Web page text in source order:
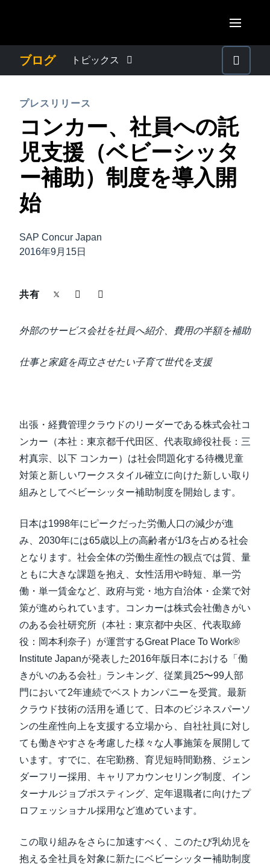
AMERICAS
Canada (Français)
México (Español)
Brasil (Português)
United Kingdom (English)
France (Français)
Deutschland (Deutsch)
Norway (English)
ASIA PACIFIC
Australia (English)
India (English)
ブログ トピックス
プレスリリース
電子帳簿保存法・インボイス制度
経理・総務の豆知識
出張・経費管理トレンド
働きかた改革
自治体・公共機関・教育機関等
プレスリリース
コンカー、社員への託
児支援（ベビーシッタ
ー補助）制度を導入開
始
SAP Concur Japan
2016年9月15日
共有
外部のサービス会社を社員へ紹介、費用の半額を補助
仕事と家庭を両立させたい子育て世代を支援
出張・経費管理クラウドのリーダーである株式会社コ
ンカー（本社：東京都千代田区、代表取締役社長：三
村真宗、以下 コンカー）は社会問題化する待機児童
対策と新しいワークスタイル確立に向けた新しい取り
組みとしてベビーシッター補助制度を開始します。
日本は1998年にピークだった労働人口の減少が進
み、2030年には65歳以上の高齢者が1/3を占める社会
となります。社会全体の労働生産性の観点では質、量
ともに大きな課題を抱え、女性活用や時短、単一労
働・単一賃金など、政府与党・地方自治体・企業で対
策が進められています。コンカーは株式会社働きがい
のある会社研究所（本社：東京都中央区、代表取締
役：岡本利奈子）が運営するGreat Place To Work®
Institute Japanが発表した2016年版日本における「働
きがいのある会社」ランキング、従業員25〜99人部
門において2年連続でベストカンパニーを受賞。最新
クラウド技術の活用を通じて、日本のビジネスパーソ
ンの生産性向上を支援する立場から、自社社員に対し
ても働きやすさを考慮した様々な人事施策を展開して
います。すでに、在宅勤務、育児短時間勤務、ジェン
ダーフリー採用、キャリアカウンセリング制度、イン
ターナルジョブポスティング、定年退職者に向けたプ
ロフェッショナル採用など進めています。
この取り組みをさらに加速すべく、このたび乳幼児を
抱える全社員を対象に新たにベビーシッター補助制度